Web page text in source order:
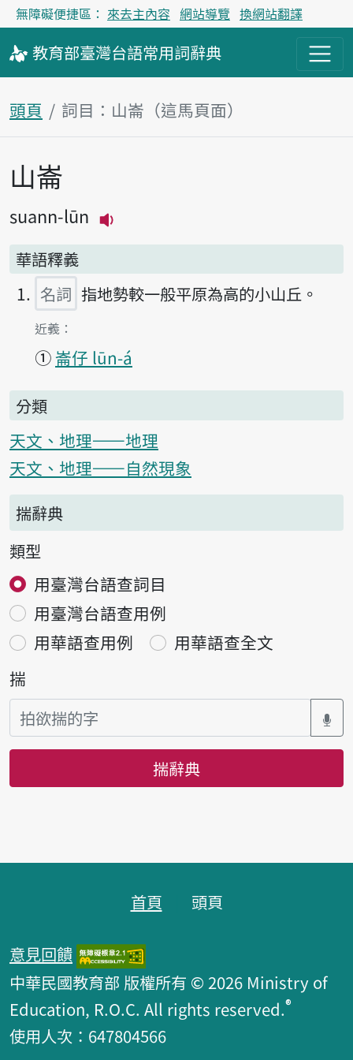
無障礙便捷區： 來去主內容 網站導覽 換網站翻譯
教育部臺灣台語常用詞辭典
頭頁 詞目：山崙（這馬頁面）
主內容區
山崙
suann-lūn
華語釋義
名詞 指地勢較一般平原為高的小山丘。
第1項釋義的
近義：
①崙仔 lūn-á
分類
天文、地理——地理
天文、地理——自然現象
揣辭典
類型
用臺灣台語查詞目
用臺灣台語查用例
用華語查用例
用華語查全文
揣
揣辭典
首頁 頭頁
意見回饋
中華民國教育部 版權所有 © 2026 Ministry of
Education, R.O.C. All rights reserved.®
使用人次：647804566